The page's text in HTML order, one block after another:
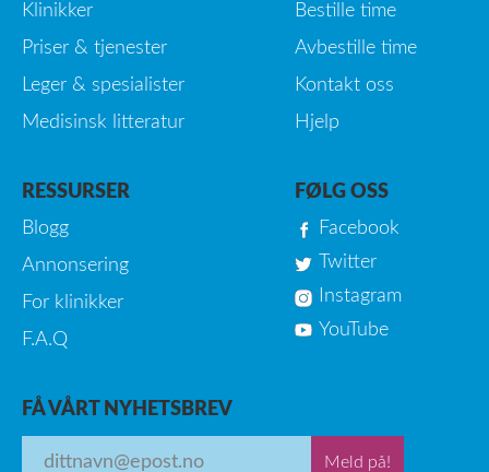
Klinikker
Priser & tjenester
Leger & spesialister
Medisinsk litteratur
Bestille time
Avbestille time
Kontakt oss
Hjelp
RESSURSER
Blogg
Annonsering
For klinikker
F.A.Q
FØLG OSS
Facebook
Twitter
Instagram
YouTube
FÅ VÅRT NYHETSBREV
Meld på!